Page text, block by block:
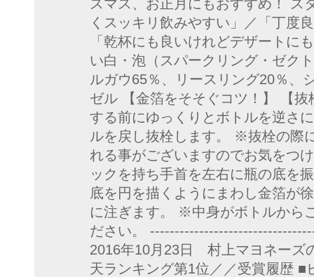
スマス、お正月にもおすすめ！ ス
くスッキリ飲みやすい」／「丁度
「乾杯にも良いけれどデザート
い白・泡（スパークリング・ゼク
ルガウ65％、リースリング20％
ゼル 【金箔をそそぐコツ！】 【
する前にゆっくりとボトルを逆さ
ルを戻し抜栓します。 ※抜栓の際
れる事がございますのでお気をつ
ックを持ち手首を左右に瓶の底を
底を円を描くようにまわし金箔が
に注ぎます。 ※中身がボトルから
ださい。
2016年10月23日 村上マヨネーズ
天ランキング第1位／／受賞履歴 ■